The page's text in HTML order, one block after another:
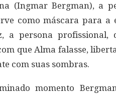
(Ingmar Bergman), a
como máscara para a
a persona profissional,
que Alma falasse,
com suas sombras.
momento